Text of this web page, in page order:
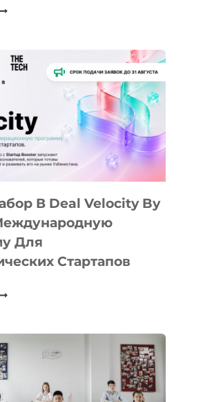
В Deal Velocity By
Для
Стартапов